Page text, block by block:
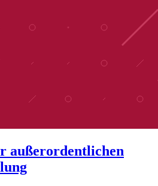
außerordentlichen